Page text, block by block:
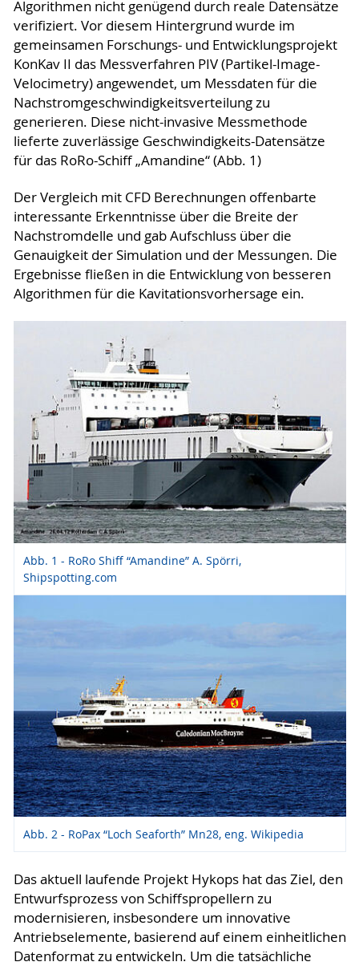
Algorithmen nicht genügend durch reale Datensätze
verifiziert. Vor diesem Hintergrund wurde im
gemeinsamen Forschungs- und Entwicklungsprojekt
KonKav II das Messverfahren PIV (Partikel-Image-
Velocimetry) angewendet, um Messdaten für die
Nachstromgeschwindigkeitsverteilung zu
generieren. Diese nicht-invasive Messmethode
lieferte zuverlässige Geschwindigkeits-Datensätze
für das RoRo-Schiff „Amandine“ (Abb. 1)
Der Vergleich mit CFD Berechnungen offenbarte
interessante Erkenntnisse über die Breite der
Nachstromdelle und gab Aufschluss über die
Genauigkeit der Simulation und der Messungen. Die
Ergebnisse fließen in die Entwicklung von besseren
Algorithmen für die Kavitationsvorhersage ein.
Abb. 1 - RoRo Shiff “Amandine” A. Spörri,
Shipspotting.com
Abb. 2 - RoPax “Loch Seaforth” Mn28, eng. Wikipedia
Das aktuell laufende Projekt Hykops hat das Ziel, den
Entwurfsprozess von Schiffspropellern zu
modernisieren, insbesondere um innovative
Antriebselemente, basierend auf einem einheitlichen
Datenformat zu entwickeln. Um die tatsächliche